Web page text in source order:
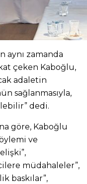
aynı zamanda
çeken Kaboğlu,
adaletin
sağlanmasıyla,
dedi.
göre, Kaboğlu
ve
müdahaleler”,
baskılar”,